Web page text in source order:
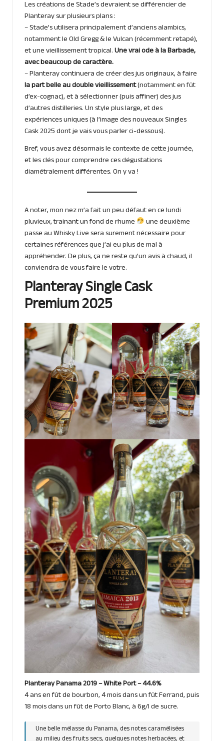
Les créations de Stade’s devraient se différencier de
Planteray sur plusieurs plans :
– Stade’s utilisera principalement d’anciens alambics,
notamment le Old Gregg & le Vulcan (récemment retapé),
et une vieillissement tropical.Une vrai ode à la Barbade,
avec beaucoup de caractère.
– Planteray continuera de créer des jus originaux, à faire
la part belle au double vieillissement(notamment en fût
d’ex-cognac), et à sélectionner (puis affiner) des jus
d’autres distilleries. Un style plus large, et des
expériences uniques (à l’image des nouveaux Singles
Cask 2025 dont je vais vous parler ci-dessous).
Bref, vous avez désormais le contexte de cette journée,
et les clés pour comprendre ces dégustations
diamétralement différentes. On y va !
A noter, mon nez m’a fait un peu défaut en ce lundi
pluvieux, trainant un fond de rhume
une deuxième
passe au Whisky Live sera surement nécessaire pour
certaines références que j’ai eu plus de mal à
appréhender. De plus, ça ne reste qu’un avis à chaud, il
conviendra de vous faire le votre.
Planteray Single Cask
Premium 2025
Planteray Panama 2019 – White Port – 44.6%
4 ans en fût de bourbon, 4 mois dans un fût Ferrand, puis
18 mois dans un fût de Porto Blanc, à 6g/l de sucre.
Une belle mélasse du Panama, des notes caramélisées